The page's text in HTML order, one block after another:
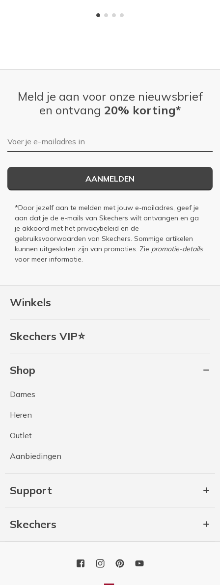
Winkels
Skechers VIP⭐
Shop
Dames
Heren
Outlet
Aanbiedingen
Support
Skechers
Meld je aan voor onze nieuwsbrief
en ontvang 20% korting*
E-mailadres
AANMELDEN
*Door jezelf aan te melden met jouw e-mailadres, geef je
aan dat je de e-mails van Skechers wilt ontvangen en ga
je akkoord met het privacybeleid en de
gebruiksvoorwaarden van Skechers. Sommige artikelen
kunnen uitgesloten zijn van promoties. Zie promotie-details
voor meer informatie.